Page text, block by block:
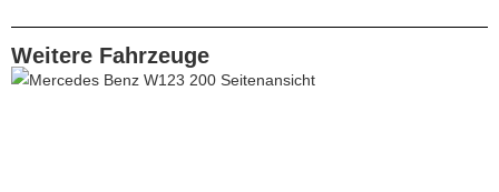
Weitere Fahrzeuge